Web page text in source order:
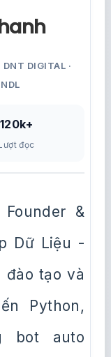
DIGITAL ·
120k+
đọc
&
Dữ Liệu -
đào tạo và
Python,
bot auto